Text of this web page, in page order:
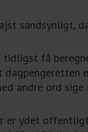
sandsynligt,
tidligst få
dagpengeretten
andre ord
er ydet